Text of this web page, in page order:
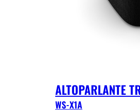
ALTOPARLANTE
WS-X1A